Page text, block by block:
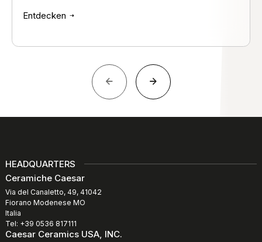
Entdecken
HEADQUARTERS
Ceramiche Caesar
Via del Canaletto, 49, 41042
Fiorano Modenese MO
Italia
Tel: +39 0536 817111
Caesar Ceramics USA, INC.